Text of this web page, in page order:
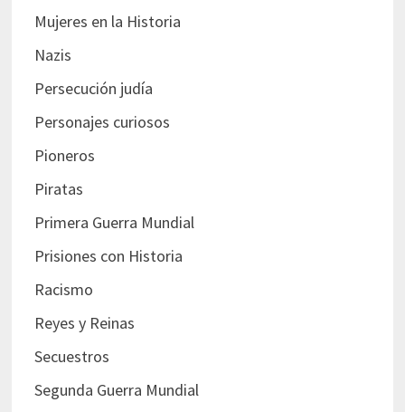
Mujeres en la Historia
Nazis
Persecución judía
Personajes curiosos
Pioneros
Piratas
Primera Guerra Mundial
Prisiones con Historia
Racismo
Reyes y Reinas
Secuestros
Segunda Guerra Mundial